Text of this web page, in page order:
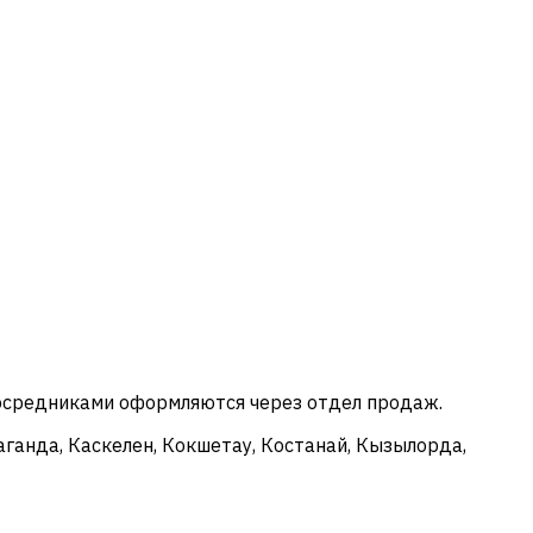
оформляются через отдел продаж.
Каскелен, Кокшетау, Костанай, Кызылорда,